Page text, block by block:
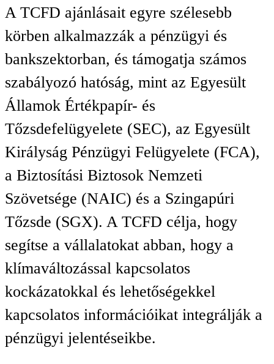
A TCFD ajánlásait egyre szélesebb
körben alkalmazzák a pénzügyi és
bankszektorban, és támogatja számos
szabályozó hatóság, mint az Egyesült
Államok Értékpapír- és
Tőzsdefelügyelete (SEC), az Egyesült
Királyság Pénzügyi Felügyelete (FCA),
a Biztosítási Biztosok Nemzeti
Szövetsége (NAIC) és a Szingapúri
Tőzsde (SGX). A TCFD célja, hogy
segítse a vállalatokat abban, hogy a
klímaváltozással kapcsolatos
kockázatokkal és lehetőségekkel
kapcsolatos információikat integrálják a
pénzügyi jelentéseikbe.